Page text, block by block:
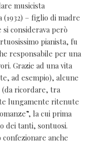
musicista
(1932) – figlio di madre
considerava però
pianista, fu
responsabile per una
Grazie ad una vita
ad esempio), alcune
(da ricordare, tra
lungamente ritenute
la cui prima
dei tanti, sontuosi.
confezionare anche